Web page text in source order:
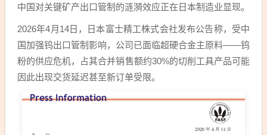
中国对关键矿产出口管制的涟漪效应正在日本制造业显现。
2026年4月14日，日本富士精工株式会社发布公告称，受中
国加强钨出口管制影响，公司已面临超硬合金主原料——钨
粉的供应危机，占其合并销售额约30%的切削工具产品可能
因此出现交货延迟甚至新订单受限。